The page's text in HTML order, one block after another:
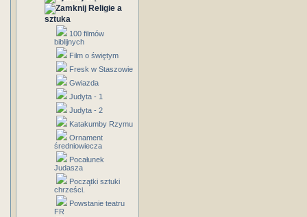
Religie a
sztuka
100 filmów
biblijnych
Film o świętym
Fresk w Staszowie
Gwiazda
Judyta - 1
Judyta - 2
Katakumby Rzymu
Ornament
średniowiecza
Pocałunek
Judasza
Początki sztuki
chrześci.
Powstanie teatru
FR